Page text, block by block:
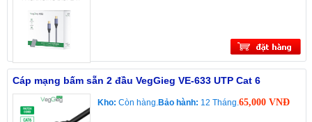
Cáp mạng bấm sẵn 2 đầu VegGieg VE-633 UTP Cat 6
Kho: Còn hàng. Bảo hành: 12 Tháng. 65,000 VNĐ